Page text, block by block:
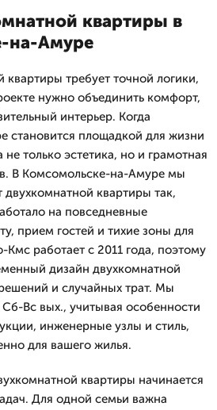
квартиры в
на-Амуре
требует точной логики,
нужно объединить комфорт,
интерьер. Когда
становится площадкой для жизни
только эстетика, но и грамотная
В Комсомольске-на-Амуре мы
двухкомнатной квартиры так,
на повседневные
прием гостей и тихие зоны для
работает с 2011 года, поэтому
дизайн двухкомнатной
и случайных трат. Мы
Вс вых., учитывая особенности
инженерные узлы и стиль,
для вашего жилья.
квартиры начинается
Для одной семьи важна